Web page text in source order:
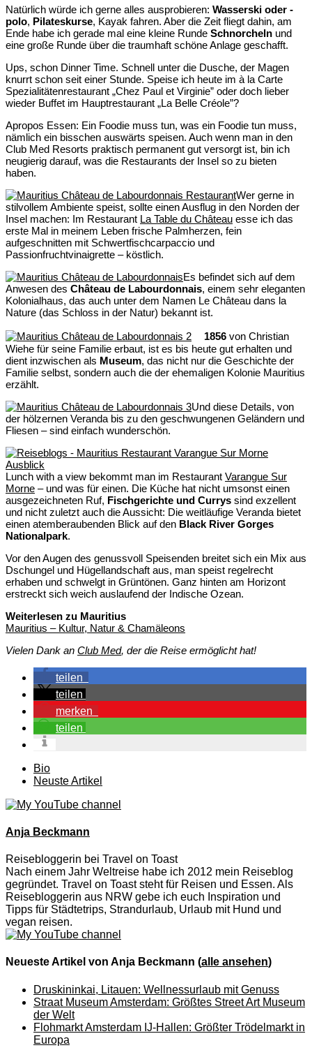
Natürlich würde ich gerne alles ausprobieren: Wasserski oder -
polo, Pilateskurse, Kayak fahren. Aber die Zeit fliegt dahin, am
Ende habe ich gerade mal eine kleine Runde Schnorcheln und
eine große Runde über die traumhaft schöne Anlage geschafft.
Ups, schon Dinner Time. Schnell unter die Dusche, der Magen
knurrt schon seit einer Stunde. Speise ich heute im à la Carte
Spezialitätenrestaurant „Chez Paul et Virginie” oder doch lieber
wieder Buffet im Hauptrestaurant „La Belle Créole”?
Apropos Essen: Ein Foodie muss tun, was ein Foodie tun muss,
nämlich ein bisschen auswärts speisen. Auch wenn man in den
Club Med Resorts praktisch permanent gut versorgt ist, bin ich
neugierig darauf, was die Restaurants der Insel so zu bieten
haben.
Wer gerne in
stilvollem Ambiente speist, sollte einen Ausflug in den Norden der
Insel machen: Im Restaurant La Table du Château esse ich das
erste Mal in meinem Leben frische Palmherzen, fein
aufgeschnitten mit Schwertfischcarpaccio und
Passionfruchtvinaigrette – köstlich.
Es befindet sich auf dem
Anwesen des Château de Labourdonnais, einem sehr eleganten
Kolonialhaus, das auch unter dem Namen Le Château dans la
Nature (das Schloss in der Natur) bekannt ist.
1856 von Christian
Wiehe für seine Familie erbaut, ist es bis heute gut erhalten und
dient inzwischen als Museum, das nicht nur die Geschichte der
Familie selbst, sondern auch die der ehemaligen Kolonie Mauritius
erzählt.
Und diese Details, von
der hölzernen Veranda bis zu den geschwungenen Geländern und
Fliesen – sind einfach wunderschön.
Lunch with a view bekommt man im Restaurant Varangue Sur
Morne – und was für einen. Die Küche hat nicht umsonst einen
ausgezeichneten Ruf, Fischgerichte und Currys sind exzellent
und nicht zuletzt auch die Aussicht: Die weitläufige Veranda bietet
einen atemberaubenden Blick auf den Black River Gorges
Nationalpark.
Vor den Augen des genussvoll Speisenden breitet sich ein Mix aus
Dschungel und Hügellandschaft aus, man speist regelrecht
erhaben und schwelgt in Grüntönen. Ganz hinten am Horizont
erstreckt sich weich auslaufend der Indische Ozean.
Weiterlesen zu Mauritius
Mauritius – Kultur, Natur & Chamäleons
Vielen Dank an Club Med, der die Reise ermöglicht hat!
teilen
teilen
merken
teilen
The
following
tabs
content
Bio
Neuste Artikel
Anja Beckmann
Reisebloggerin bei Travel on Toast
Nach einem Jahr Weltreise habe ich 2012 mein Reiseblog
gegründet. Travel on Toast steht für Reisen und Essen. Als
Reisebloggerin aus NRW gebe ich euch Inspiration und
Tipps für Städtetrips, Strandurlaub, Urlaub mit Hund und
vegan reisen.
Neueste Artikel von Anja Beckmann (alle ansehen)
Druskininkai, Litauen: Wellnessurlaub mit Genuss
Straat Museum Amsterdam: Größtes Street Art Museum
der Welt
Flohmarkt Amsterdam IJ-Hallen: Größter Trödelmarkt in
Europa